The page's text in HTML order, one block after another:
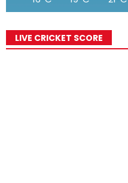
LIVE CRICKET SCORE